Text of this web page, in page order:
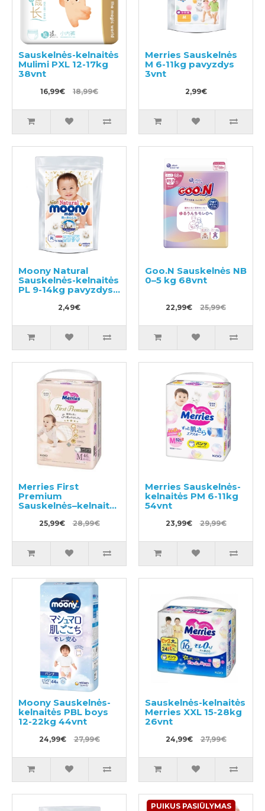
Sauskelnės-kelnaitės
Mulimi PXL 12-17kg
38vnt
16,99€ 18,99€
Merries Sauskelnės
M 6-11kg pavyzdys
3vnt
2,99€
Moony Natural
Sauskelnės-kelnaitės
PL 9-14kg pavyzdys
2,49€
Goo.N Sauskelnės NB
0–5 kg 68vnt
22,99€ 25,99€
Merries First
Premium
Sauskelnės–kelnaitės
25,99€ 28,99€
Merries Sauskelnės-
kelnaitės PM 6-11kg
54vnt
23,99€ 29,99€
Moony Sauskelnės-
kelnaitės PBL boys
12-22kg 44vnt
24,99€ 27,99€
Sauskelnės-kelnaitės
Merries XXL 15-28kg
26vnt
24,99€ 27,99€
PUIKUS PASIŪLYMAS